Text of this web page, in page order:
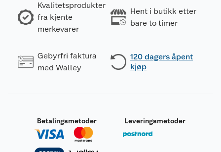
Kvalitetsprodukter
fra kjente
merkevarer
Hent i butikk etter
bare to timer
Gebyrfri faktura
med Walley
120 dagers åpent
kjøp
Betalingsmetoder Leveringsmetoder